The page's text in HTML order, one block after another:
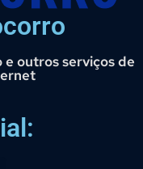
outros serviços de